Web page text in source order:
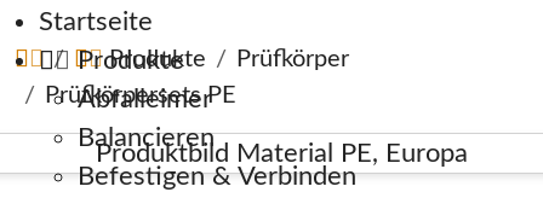
Navigation überspringen
Startseite
Produkte
Abfalleimer
Balancieren
Befestigen & Verbinden
Produkte
Prüfkörper
Prüfkörpersets PE